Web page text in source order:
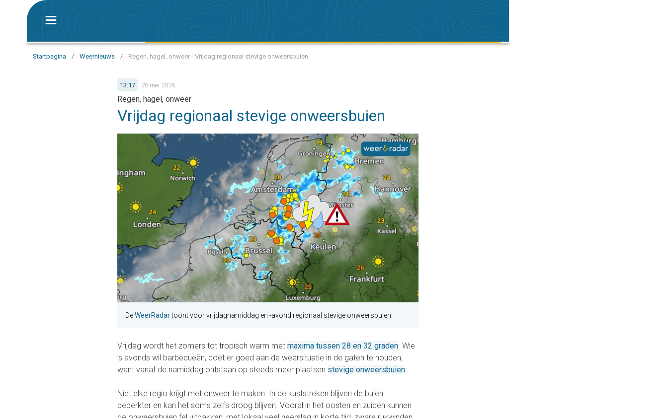
Startpagina / Weernieuws / Regen, hagel, onweer - Vrijdag regionaal stevige onweersbuien
13:17 28 mei 2026
Regen, hagel, onweer
Vrijdag regionaal stevige onweersbuien
DeWeerRadartoont voor vrijdagnamiddag en -avond regionaal stevige onweersbuien.
Vrijdag wordt het zomers tot tropisch warm met maxima tussen 28 en 32 graden. Wie
’s avonds wil barbecueën, doet er goed aan de weersituatie in de gaten te houden,
want vanaf de namiddag ontstaan op steeds meer plaatsen stevige onweersbuien.
Niet elke regio krijgt met onweer te maken. In de kuststreken blijven de buien
beperkter en kan het soms zelfs droog blijven. Vooral in het oosten en zuiden kunnen